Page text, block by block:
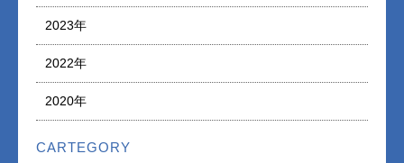
2023年
2022年
2020年
CARTEGORY